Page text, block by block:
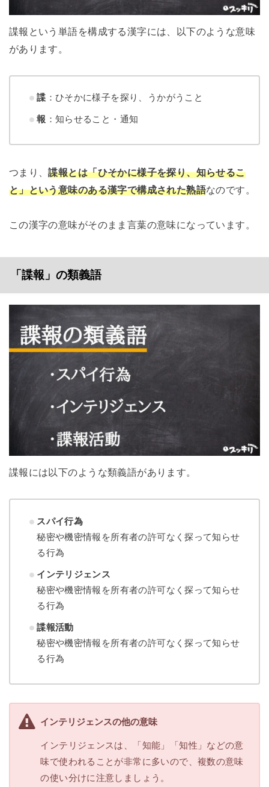
諜報という単語を構成する漢字には、以下のような意味
があります。
諜 ：ひそかに様子を探り、うかがうこと
報 ：知らせること・通知
つまり、諜報とは「ひそかに様子を探り、知らせるこ
と」という意味のある漢字で構成された熟語なのです。
この漢字の意味がそのまま言葉の意味になっています。
「諜報」の類義語
諜報には以下のような類義語があります。
スパイ行為
秘密や機密情報を所有者の許可なく探って知らせ
る行為
インテリジェンス
秘密や機密情報を所有者の許可なく探って知らせ
る行為
諜報活動
秘密や機密情報を所有者の許可なく探って知らせ
る行為
インテリジェンスの他の意味
インテリジェンスは、「知能」「知性」などの意
味で使われることが非常に多いので、複数の意味
の使い分けに注意しましょう。